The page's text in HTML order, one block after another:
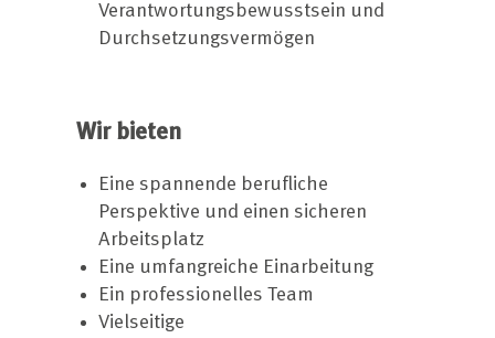
Verantwortungsbewusstsein und
Durchsetzungsvermögen
Wir bieten
Eine spannende berufliche
Perspektive und einen sicheren
Arbeitsplatz
Eine umfangreiche Einarbeitung
Ein professionelles Team
Vielseitige